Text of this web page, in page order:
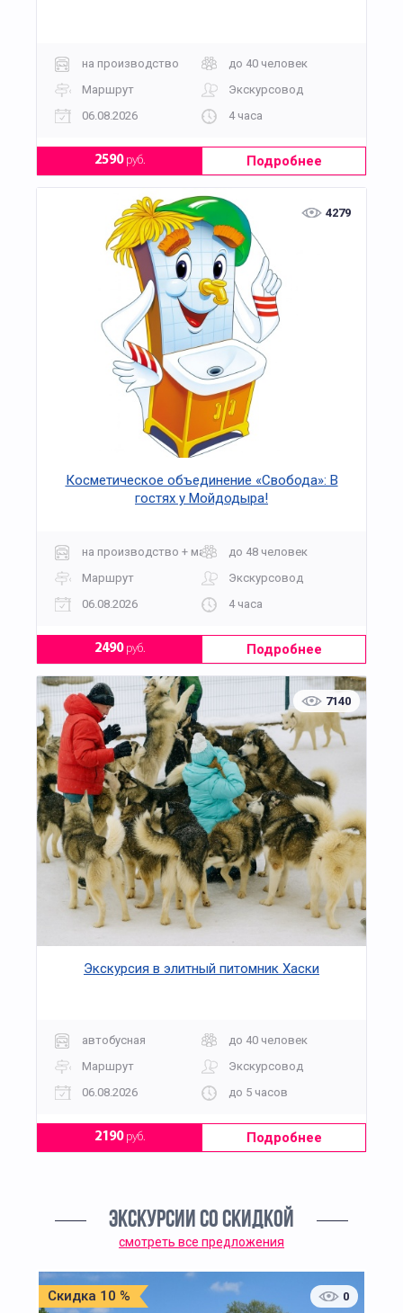
на производство
до 40 человек
Маршрут
Экскурсовод
06.08.2026
4 часа
2590руб. Подробнее
4279
Косметическое объединение «Свобода»: В
гостях у Мойдодыра!
на производство + мастер-классдо 48 человек
Маршрут
Экскурсовод
06.08.2026
4 часа
2490руб. Подробнее
7140
Экскурсия в элитный питомник Хаски
автобусная
до 40 человек
Маршрут
Экскурсовод
06.08.2026
до 5 часов
2190руб. Подробнее
ЭКСКУРСИИ СО СКИДКОЙ
смотреть все предложения
Скидка 10 % 0